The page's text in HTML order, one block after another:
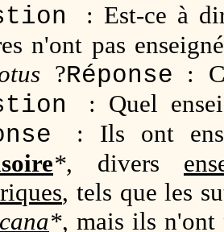
: Est-ce à
n'ont pas
?Réponse :
: Quel
: Ils ont
*, divers
, tels que les
*, mais ils n'ont